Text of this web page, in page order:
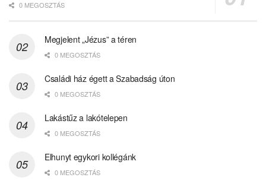
0 MEGOSZTÁS
Megjelent „Jézus” a téren
0 MEGOSZTÁS
Családi ház égett a Szabadság úton
0 MEGOSZTÁS
Lakástűz a lakótelepen
0 MEGOSZTÁS
Elhunyt egykori kollégánk
0 MEGOSZTÁS